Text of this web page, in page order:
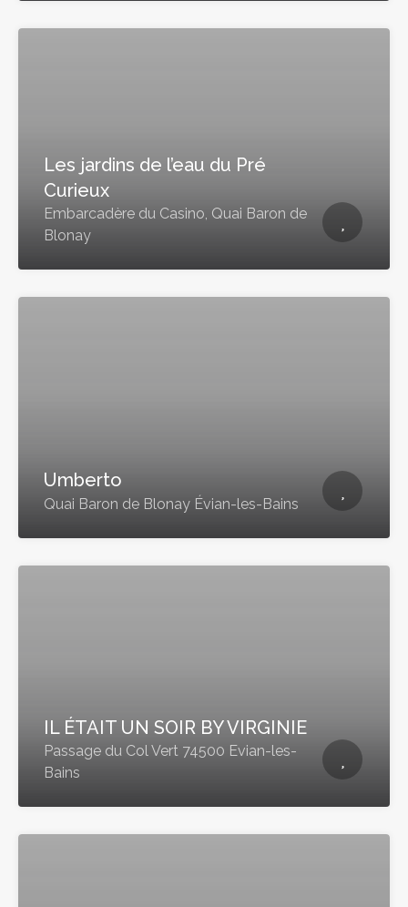
Les jardins de l’eau du Pré
Curieux
Embarcadère du Casino, Quai Baron de
Blonay
Umberto
Quai Baron de Blonay Évian-les-Bains
IL ÉTAIT UN SOIR BY VIRGINIE
Passage du Col Vert 74500 Evian-les-
Bains